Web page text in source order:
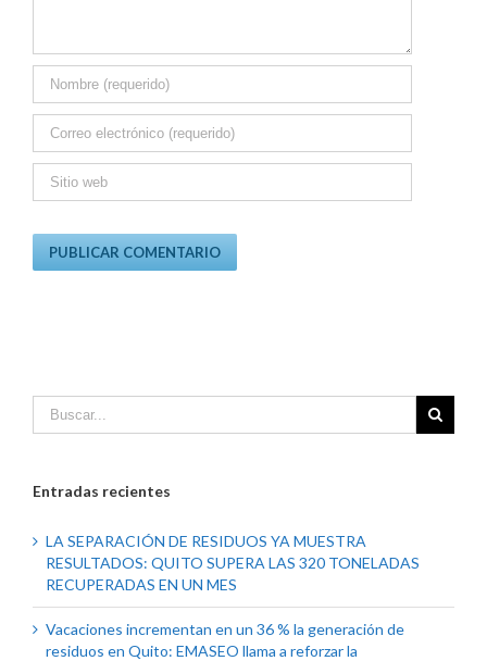
Entradas recientes
LA SEPARACIÓN DE RESIDUOS YA MUESTRA
RESULTADOS: QUITO SUPERA LAS 320 TONELADAS
RECUPERADAS EN UN MES
Vacaciones incrementan en un 36 % la generación de
residuos en Quito: EMASEO llama a reforzar la